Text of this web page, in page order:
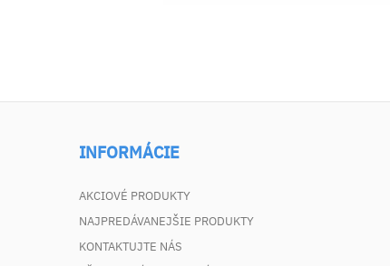
INFORMÁCIE
AKCIOVÉ PRODUKTY
NAJPREDÁVANEJŠIE PRODUKTY
KONTAKTUJTE NÁS